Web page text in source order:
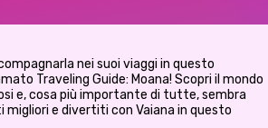
nei suoi viaggi in questo
Traveling Guide: Moana! Scopri il mondo
e, cosa più importante di tutte, sembra
e divertiti con Vaiana in questo